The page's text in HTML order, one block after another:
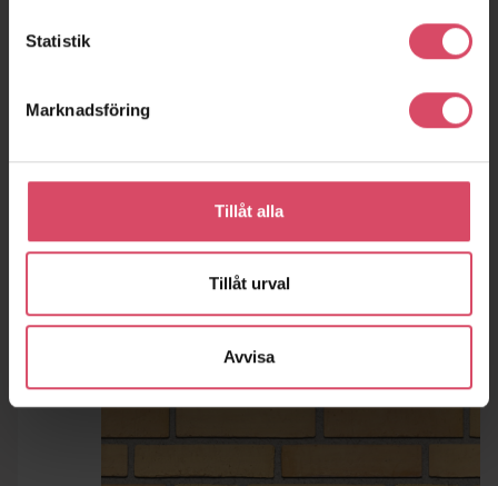
Statistik
Marknadsföring
Tillåt alla
Tillåt urval
Avvisa